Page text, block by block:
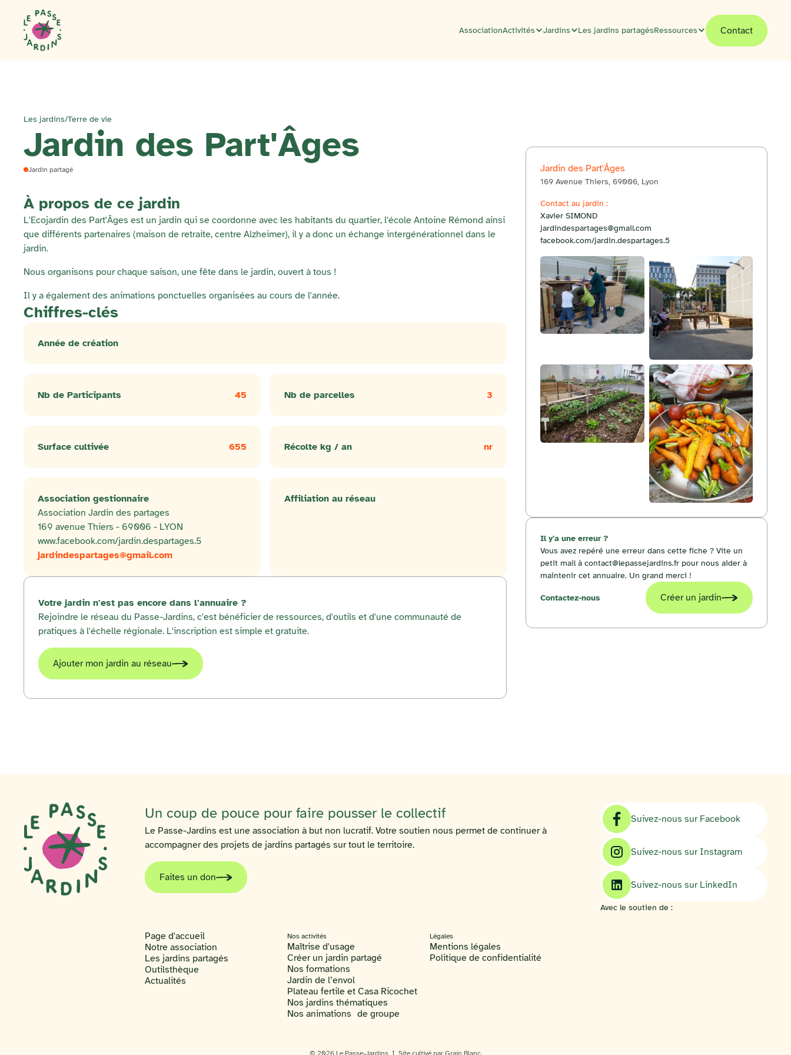
AssociationActivités Jardins Les jardins partagésRessources Contact
Les jardins/Terre de vie
Jardin des Part'Âges
Jardin partagé
À propos de ce jardin
L'Ecojardin des Part'Âges est un jardin qui se coordonne avec les habitants du quartier, l'école Antoine Rémond ainsi
que différents partenaires (maison de retraite, centre Alzheimer), il y a donc un échange intergénérationnel dans le
jardin.
Nous organisons pour chaque saison, une fête dans le jardin, ouvert à tous !
Il y a également des animations ponctuelles organisées au cours de l'année.
Chiffres-clés
Année de création
Nb de Participants 45 Nb de parcelles 3
Surface cultivée 655 Récolte kg / an nr
Association gestionnaire
Association Jardin des partages
169 avenue Thiers - 69006 - LYON
www.facebook.com/jardin.despartages.5
jardindespartages@gmail.com
Affiliation au réseau
Votre jardin n'est pas encore dans l'annuaire ?
Rejoindre le réseau du Passe-Jardins, c'est bénéficier de ressources, d'outils et d'une communauté de
pratiques à l'échelle régionale. L'inscription est simple et gratuite.
Ajouter mon jardin au réseau
Itinéraire
+
−
Jardin des Part'Âges
169 Avenue Thiers, 69006, Lyon
Contact au jardin :
Xavier SIMOND
jardindespartages@gmail.com
facebook.com/jardin.despartages.5
Il y'a une erreur ?
Vous avez repéré une erreur dans cette fiche ? Vite un
petit mail à contact@lepassejardins.fr pour nous aider à
maintenir cet annuaire. Un grand merci !
Contactez-nous Créer un jardin
Un coup de pouce pour faire pousser le collectif
Le Passe-Jardins est une association à but non lucratif. Votre soutien nous permet de continuer à
accompagner des projets de jardins partagés sur tout le territoire.
Faites un don
Page d'accueil
Notre association
Les jardins partagés
Outilsthèque
Actualités
Nos activités
Maîtrise d'usage
Créer un jardin partagé
Nos formations
Jardin de l’envol
Plateau fertile et Casa Ricochet
Nos jardins thématiques
Nos animations de groupe
Légales
Mentions légales
Politique de confidentialité
Suivez-nous sur Facebook
Suivez-nous sur Instagram
Suivez-nous sur LinkedIn
Avec le soutien de :
© 2026 Le Passe-Jardins I Site cultivé par Grain Blanc.